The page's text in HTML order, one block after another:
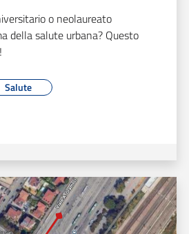
o neolaureato
della salute urbana? Questo
Salute